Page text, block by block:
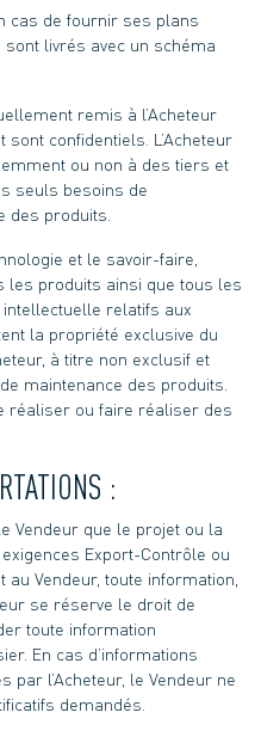
cas de fournir ses plans
livrés avec un schéma
remis à l’Acheteur
confidentiels. L’Acheteur
ou non à des tiers et
seuls besoins de
des produits.
et le savoir-faire,
les produits ainsi que tous les
relatifs aux
la propriété exclusive du
à titre non exclusif et
maintenance des produits.
réaliser ou faire réaliser des
:
Vendeur que le projet ou la
Export-Contrôle ou
au Vendeur, toute information,
se réserve le droit de
toute information
En cas d’informations
l’Acheteur, le Vendeur ne
demandés.